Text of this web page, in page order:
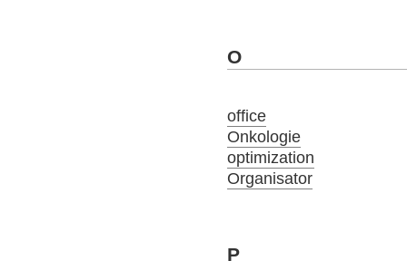
O
office
Onkologie
optimization
Organisator
P